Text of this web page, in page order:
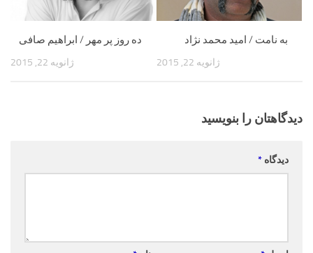
ده روز پر مهر / ابراهیم صافی
ژانویه 22, 2015
به نامت / امید محمد نژاد
ژانویه 22, 2015
دیدگاهتان را بنویسید
دیدگاه *